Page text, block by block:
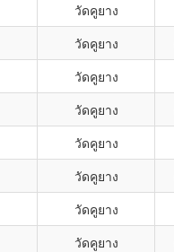
วัดคูยาง
วัดคูยาง
วัดคูยาง
วัดคูยาง
วัดคูยาง
วัดคูยาง
วัดคูยาง
วัดคูยาง